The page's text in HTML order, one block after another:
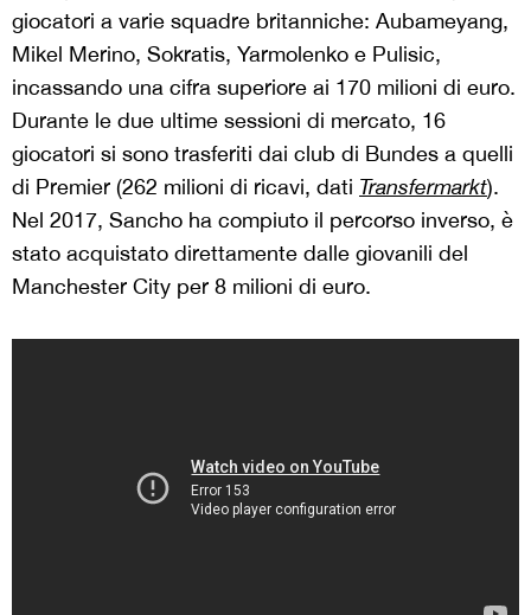
giocatori a varie squadre britanniche: Aubameyang,
Mikel Merino, Sokratis, Yarmolenko e Pulisic,
incassando una cifra superiore ai 170 milioni di euro.
Durante le due ultime sessioni di mercato, 16
giocatori si sono trasferiti dai club di Bundes a quelli
di Premier (262 milioni di ricavi, dati Transfermarkt).
Nel 2017, Sancho ha compiuto il percorso inverso, è
stato acquistato direttamente dalle giovanili del
Manchester City per 8 milioni di euro.